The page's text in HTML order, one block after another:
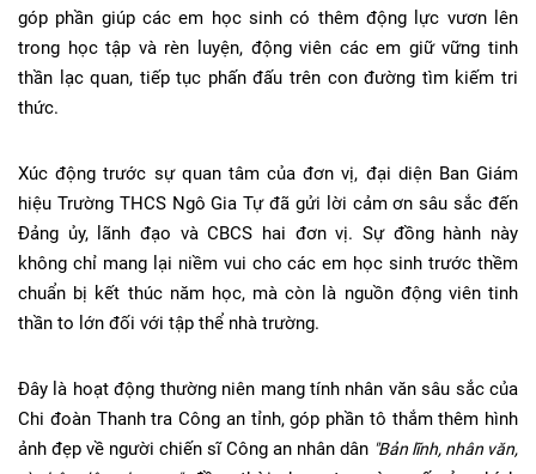
góp phần giúp các em học sinh có thêm động lực vươn lên
trong học tập và rèn luyện, động viên các em giữ vững tinh
thần lạc quan, tiếp tục phấn đấu trên con đường tìm kiếm tri
thức.
Xúc động trước sự quan tâm của đơn vị, đại diện Ban Giám
hiệu Trường THCS Ngô Gia Tự đã gửi lời cảm ơn sâu sắc đến
Đảng ủy, lãnh đạo và CBCS hai đơn vị. Sự đồng hành này
không chỉ mang lại niềm vui cho các em học sinh trước thềm
chuẩn bị kết thúc năm học, mà còn là nguồn động viên tinh
thần to lớn đối với tập thể nhà trường.
Đây là hoạt động thường niên mang tính nhân văn sâu sắc của
Chi đoàn Thanh tra Công an tỉnh, góp phần tô thắm thêm hình
ảnh đẹp về người chiến sĩ Công an nhân dân "Bản lĩnh, nhân văn,